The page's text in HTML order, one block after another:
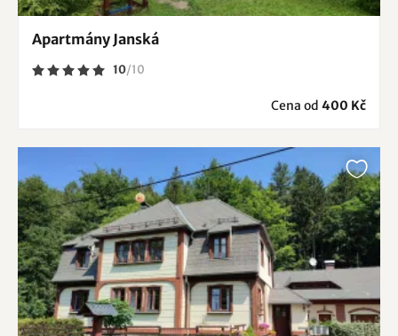
Apartmány Janská
10/10
Cena od 400 Kč